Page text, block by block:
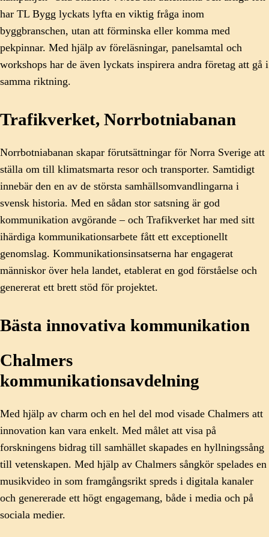
har TL Bygg lyckats lyfta en viktig fråga inom
byggbranschen, utan att förminska eller komma med
pekpinnar. Med hjälp av föreläsningar, panelsamtal och
workshops har de även lyckats inspirera andra företag att gå i
samma riktning.
Trafikverket, Norrbotniabanan
Norrbotniabanan skapar förutsättningar för Norra Sverige att
ställa om till klimatsmarta resor och transporter. Samtidigt
innebär den en av de största samhällsomvandlingarna i
svensk historia. Med en sådan stor satsning är god
kommunikation avgörande – och Trafikverket har med sitt
ihärdiga kommunikationsarbete fått ett exceptionellt
genomslag. Kommunikationsinsatserna har engagerat
människor över hela landet, etablerat en god förståelse och
genererat ett brett stöd för projektet.
Bästa innovativa kommunikation
Chalmers
kommunikationsavdelning
Med hjälp av charm och en hel del mod visade Chalmers att
innovation kan vara enkelt. Med målet att visa på
forskningens bidrag till samhället skapades en hyllningssång
till vetenskapen. Med hjälp av Chalmers sångkör spelades en
musikvideo in som framgångsrikt spreds i digitala kanaler
och genererade ett högt engagemang, både i media och på
sociala medier.